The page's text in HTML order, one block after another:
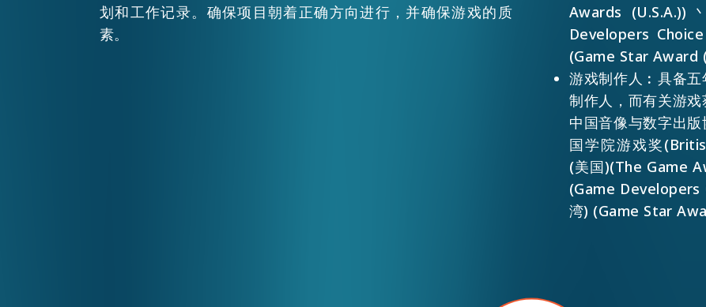
简
划和工作记录。确保项目朝着正确方向进行，并确保游戏的质
素。
Awards
Developers
(Game Star Award
游戏制作人︰具备
制作人，而有关游
中国音像与数字出
国学院游戏奖
(美国)(The Game
(Game Developers
湾) (Game Star